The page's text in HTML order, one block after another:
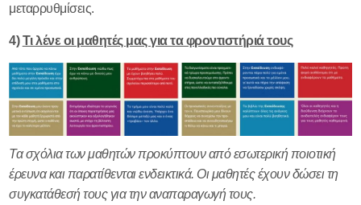
μεταρρυθμίσεις.
4)Τι λένε οι μαθητές μας για τα φροντιστήριά τους
Τα σχόλια των μαθητών προκύπτουν από εσωτερική ποιοτική
έρευνα και παρατίθενται ενδεικτικά. Οι μαθητές έχουν δώσει τη
συγκατάθεσή τους για την αναπαραγωγή τους.
ΝΕΟ ΣΥΣΤΗΜΑ
ΑΠΟ ΤΟ 1975 ΣΤΟ
ΜΑΡΟΥΣΙ
ΑΡΤΙΑ ΟΡΓΑΝΩΣΗ
ΕΝΕΡΓΕΙΕΣ
ΤΡΟΠΟΣ ΜΕΛΕΤΗΣ
ΠΡΙΝ ΤΙΣ ΕΞΕΤΑΣΕΙΣ